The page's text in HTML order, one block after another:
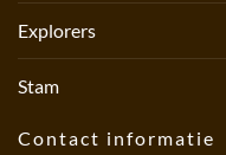
Explorers
Stam
Contact informatie